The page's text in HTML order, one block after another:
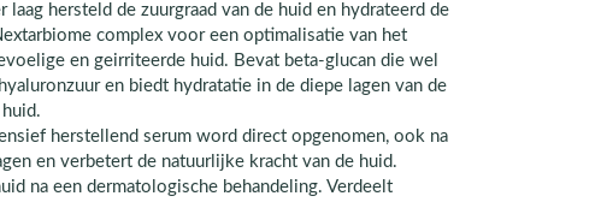
hersteld de zuurgraad van de huid en hydrateerd de
complex voor een optimalisatie van het
en geirriteerde huid. Bevat beta-glucan die wel
en biedt hydratatie in de diepe lagen van de
herstellend serum word direct opgenomen, ook na
en verbetert de natuurlijke kracht van de huid.
na een dermatologische behandeling. Verdeelt